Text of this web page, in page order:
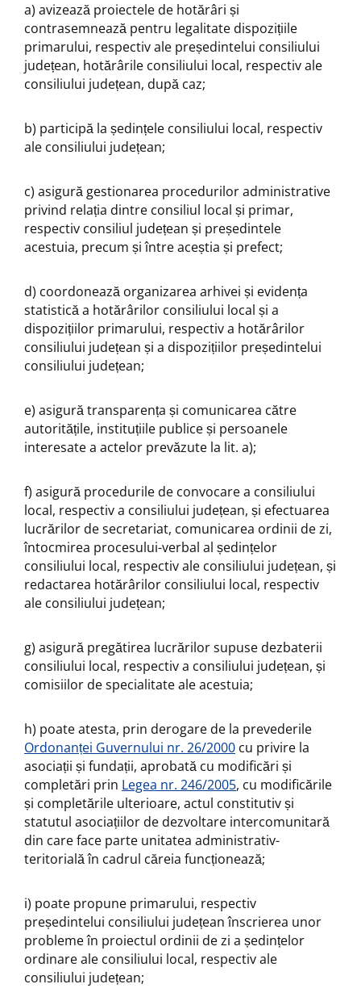
a) avizează proiectele de hotărâri și
contrasemnează pentru legalitate dispozițiile
primarului, respectiv ale președintelui consiliului
județean, hotărârile consiliului local, respectiv ale
consiliului județean, după caz;
b) participă la ședințele consiliului local, respectiv
ale consiliului județean;
c) asigură gestionarea procedurilor administrative
privind relația dintre consiliul local și primar,
respectiv consiliul județean și președintele
acestuia, precum și între aceștia și prefect;
d) coordonează organizarea arhivei și evidența
statistică a hotărârilor consiliului local și a
dispozițiilor primarului, respectiv a hotărârilor
consiliului județean și a dispozițiilor președintelui
consiliului județean;
e) asigură transparența și comunicarea către
autoritățile, instituțiile publice și persoanele
interesate a actelor prevăzute la lit. a);
f) asigură procedurile de convocare a consiliului
local, respectiv a consiliului județean, și efectuarea
lucrărilor de secretariat, comunicarea ordinii de zi,
întocmirea procesului-verbal al ședințelor
consiliului local, respectiv ale consiliului județean, și
redactarea hotărârilor consiliului local, respectiv
ale consiliului județean;
g) asigură pregătirea lucrărilor supuse dezbaterii
consiliului local, respectiv a consiliului județean, și
comisiilor de specialitate ale acestuia;
h) poate atesta, prin derogare de la prevederile
Ordonanței Guvernului nr. 26/2000 cu privire la
asociații și fundații, aprobată cu modificări și
completări prin Legea nr. 246/2005, cu modificările
și completările ulterioare, actul constitutiv și
statutul asociațiilor de dezvoltare intercomunitară
din care face parte unitatea administrativ-
teritorială în cadrul căreia funcționează;
i) poate propune primarului, respectiv
președintelui consiliului județean înscrierea unor
probleme în proiectul ordinii de zi a ședințelor
ordinare ale consiliului local, respectiv ale
consiliului județean;